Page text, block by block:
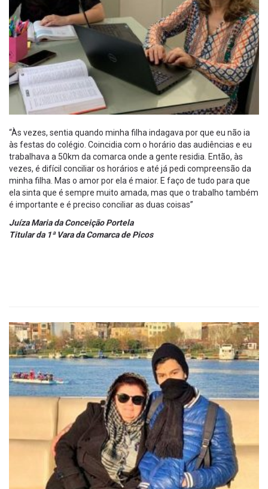
“Às vezes, sentia quando minha filha indagava por que eu não ia
às festas do colégio. Coincidia com o horário das audiências e eu
trabalhava a 50km da comarca onde a gente residia. Então, às
vezes, é difícil conciliar os horários e até já pedi compreensão da
minha filha. Mas o amor por ela é maior. E faço de tudo para que
ela sinta que é sempre muito amada, mas que o trabalho também
é importante e é preciso conciliar as duas coisas”
Juíza Maria da Conceição Portela
Titular da 1ª Vara da Comarca de Picos